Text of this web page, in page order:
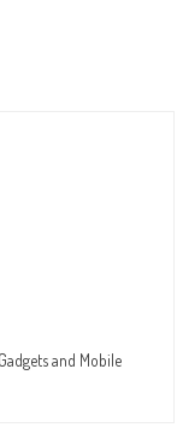
and Mobile